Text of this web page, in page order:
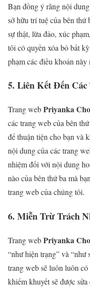
Bạn đồng ý rằng nội
sở hữu trí tuệ của bên
sự thật, lừa đảo, xúc
tôi có quyền xóa bỏ bất
phạm các điều khoản
5. Liên Kết Đến
Trang webPriyanka
các trang web của bên
để thuận tiện cho bạn và
nội dung của các trang
nhiệm đối với nội dung
nào của bên thứ ba mà
trang web của chúng tôi.
6. Miễn Trừ Trách
Trang webPriyanka
“như hiện trạng” và
trang web sẽ luôn luôn
khiếm khuyết sẽ được